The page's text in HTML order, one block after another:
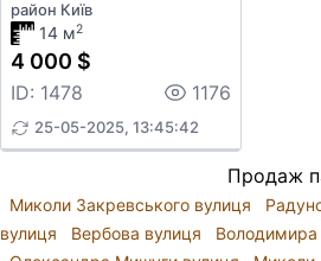
район Київ
14 м2
4 000 $
ID: 1478 1176
25-05-2025, 13:45:42
Продаж
Миколи Закревського вулиця
вулиця
Вербова вулиця Володимира